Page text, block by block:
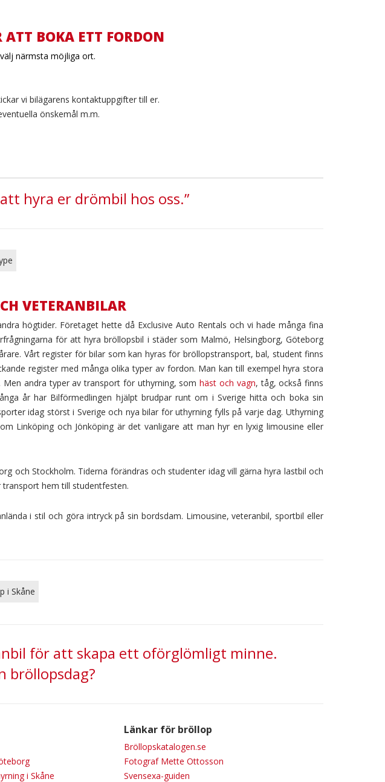
BOKA ETT FORDON
närmsta möjliga ort.
vi bilägarens kontaktuppgifter till er.
önskemål m.m.
hyra er drömbil hos oss.”
VETERANBILAR
högtider. Företaget hette då Exclusive Auto Rentals och vi hade många fina
för att hyra bröllopsbil i städer som Malmö, Helsingborg, Göteborg
Vårt register för bilar som kan hyras för bröllopstransport, bal, student finns
register med många olika typer av fordon. Man kan till exempel hyra stora
. Men andra typer av transport för uthyrning, somhäst och vagn, tåg, också finns
år har Bilförmedlingen hjälpt brudpar runt om i Sverige hitta och boka sin
idag störst i Sverige och nya bilar för uthyrning fylls på varje dag. Uthyrning
Linköping och Jönköping är det vanligare att man hyr en lyxig limousine eller
och Stockholm. Tiderna förändras och studenter idag vill gärna hyra lastbil och
hem till studentfesten.
i stil och göra intryck på sin bordsdam. Limousine, veteranbil, sportbil eller
för att skapa ett oförglömligt minne.
bröllopsdag?
i Skåne
Länkar för bröllop
Bröllopskatalogen.se
Fotograf Mette Ottosson
Svensexa-guiden